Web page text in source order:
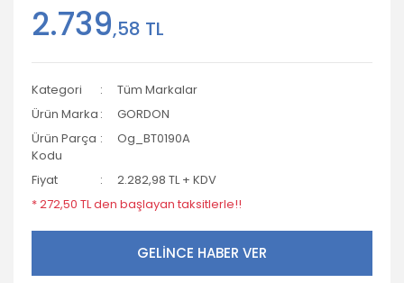
2.739,58 TL
Kategori
Tüm Markalar
Ürün Marka
GORDON
Ürün Parça
Kodu
Og_BT0190A
Fiyat
2.282,98 TL + KDV
* 272,50 TL den başlayan taksitlerle!!
GELİNCE HABER VER